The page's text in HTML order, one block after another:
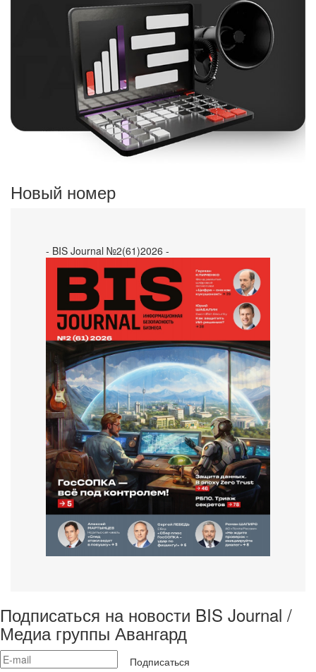
Новый номер
- BIS Journal №2(61)2026 -
Подписаться на новости BIS Journal /
Медиа группы Авангард
Подписаться